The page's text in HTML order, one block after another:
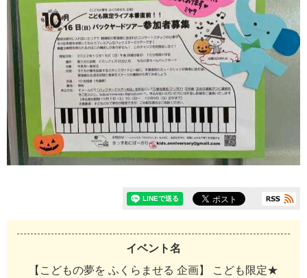
イベント名
【こどもの夢を ふくらませる 企画】 こども限定★